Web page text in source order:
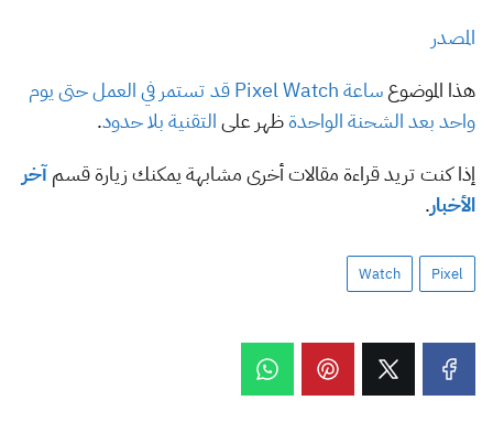
المصدر
هذا الموضوع
ساعة Pixel Watch قد تستمر في العمل حتى يوم
واحد بعد الشحنة الواحدةظهر علىالتقنية بلا حدود.
إذا كنت تريد قراءة مقالات أخرى مشابهة يمكنك زيارة قسمآخر
الأخبار.
Pixel
Watch